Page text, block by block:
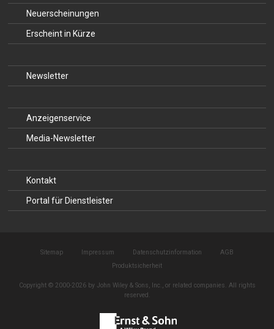
Neuerscheinungen
Erscheint in Kürze
Newsletter
Anzeigenservice
Media-Newsletter
Kontakt
Portal für Dienstleister
Sitemap Impressum Datenschutzinformation
AGB
Produktsicherheit
Copyright © 2000-2026 by John Wiley & Sons, Inc., or related companies. All rights
reserved.